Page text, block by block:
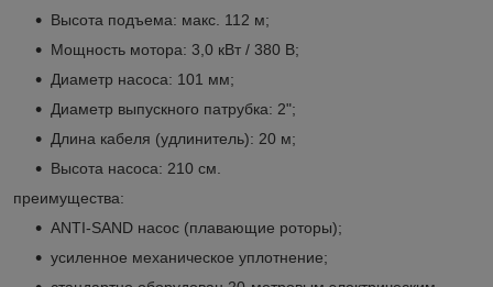
Высота подъема: макс. 112 м;
Мощность мотора: 3,0 кВт / 380 В;
Диаметр насоса: 101 мм;
Диаметр выпускного патрубка: 2";
Длина кабеля (удлинитель): 20 м;
Высота насоса: 210 см.
преимущества:
ANTI-SAND насос (плавающие роторы);
усиленное механическое уплотнение;